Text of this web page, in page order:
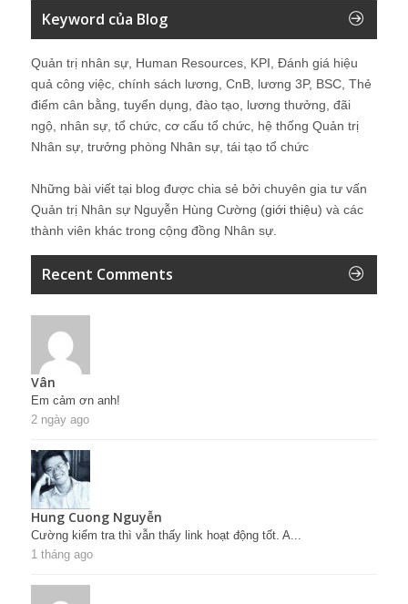
Keyword của Blog
Quản trị nhân sự, Human Resources, KPI, Đánh giá hiệu
quả công việc, chính sách lương, CnB, lương 3P, BSC, Thẻ
điểm cân bằng, tuyển dụng, đào tạo, lương thưởng, đãi
ngộ, nhân sự, tổ chức, cơ cấu tổ chức, hệ thống Quản trị
Nhân sự, trưởng phòng Nhân sự, tái tạo tổ chức
Những bài viết tại blog được chia sẻ bởi chuyên gia tư vấn
Quản trị Nhân sự Nguyễn Hùng Cường (giới thiệu) và các
thành viên khác trong cộng đồng Nhân sự.
Recent Comments
Vân
Em cảm ơn anh!
2 ngày ago
Hung Cuong Nguyễn
Cường kiểm tra thì vẫn thấy link hoạt động tốt. A...
1 tháng ago